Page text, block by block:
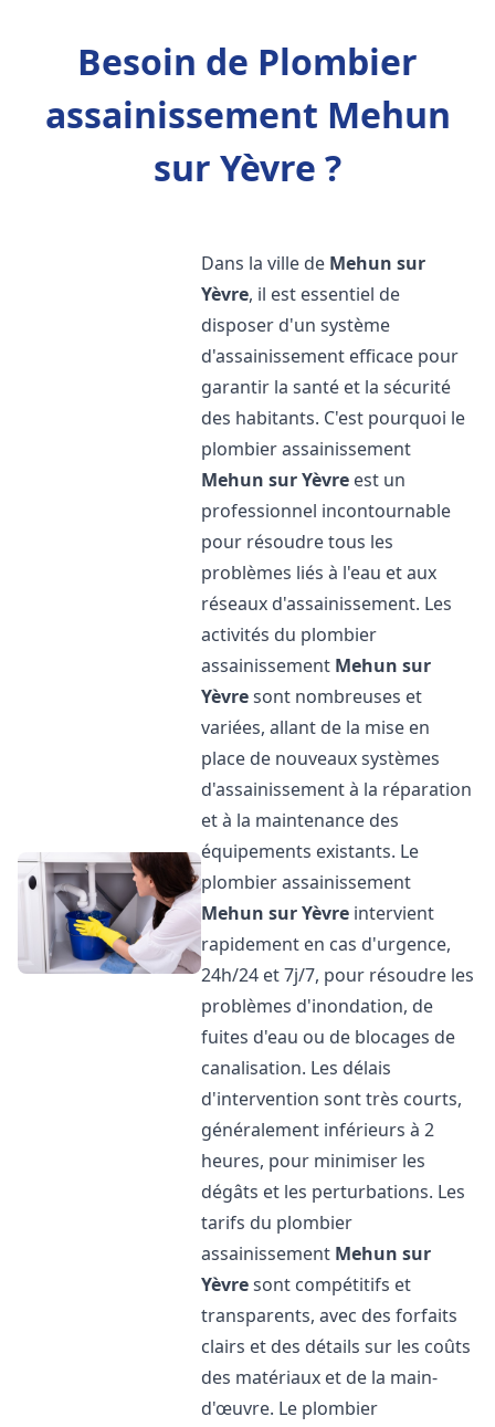
Besoin de Plombier
assainissement Mehun
sur Yèvre ?
Dans la ville de Mehun sur
Yèvre, il est essentiel de
disposer d'un système
d'assainissement efficace pour
garantir la santé et la sécurité
des habitants. C'est pourquoi le
plombier assainissement
Mehun sur Yèvre est un
professionnel incontournable
pour résoudre tous les
problèmes liés à l'eau et aux
réseaux d'assainissement. Les
activités du plombier
assainissement Mehun sur
Yèvresont nombreuses et
variées, allant de la mise en
place de nouveaux systèmes
d'assainissement à la réparation
et à la maintenance des
équipements existants. Le
plombier assainissement
Mehun sur Yèvre intervient
rapidement en cas d'urgence,
24h/24 et 7j/7, pour résoudre les
problèmes d'inondation, de
fuites d'eau ou de blocages de
canalisation. Les délais
d'intervention sont très courts,
généralement inférieurs à 2
heures, pour minimiser les
dégâts et les perturbations. Les
tarifs du plombier
assainissement Mehun sur
Yèvresont compétitifs et
transparents, avec des forfaits
clairs et des détails sur les coûts
des matériaux et de la main-
d'œuvre. Le plombier